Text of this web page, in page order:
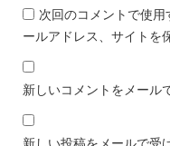
次回のコメントで使
ールアドレス、サイトを
新しいコメントをメール
新しい投稿をメールで受